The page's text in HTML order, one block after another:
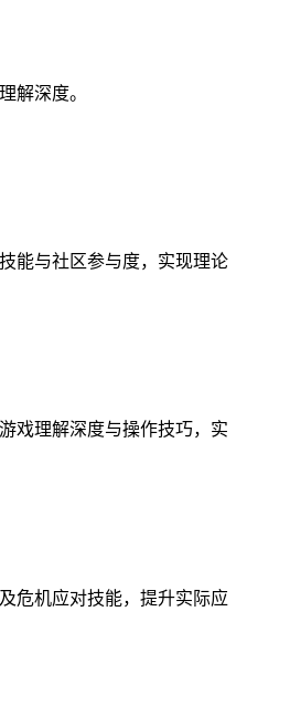
解深度。
能与社区参与度，实现理论
戏理解深度与操作技巧，实
危机应对技能，提升实际应